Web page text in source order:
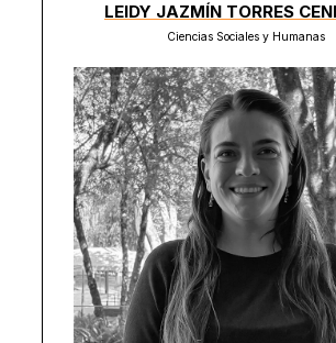
LEIDY JAZMÍN TORRES
Ciencias Sociales y Humanas